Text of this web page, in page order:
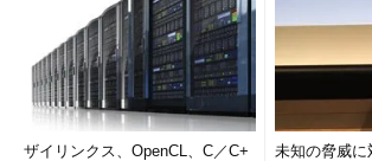
ザイリンクス、OpenCL、C／C+
未知の脅威に